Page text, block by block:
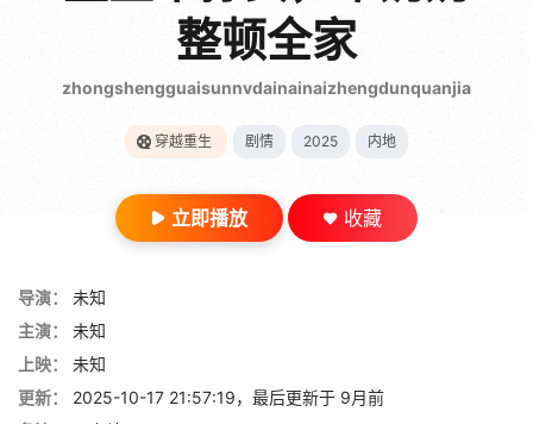
整顿全家
zhongshengguaisunnvdainainaizhengdunquanjia
穿越重生 剧情 2025 内地
立即播放 收藏
导演：
未知
主演：
未知
上映：
未知
更新：
2025-10-17 21:57:19，最后更新于 9月前